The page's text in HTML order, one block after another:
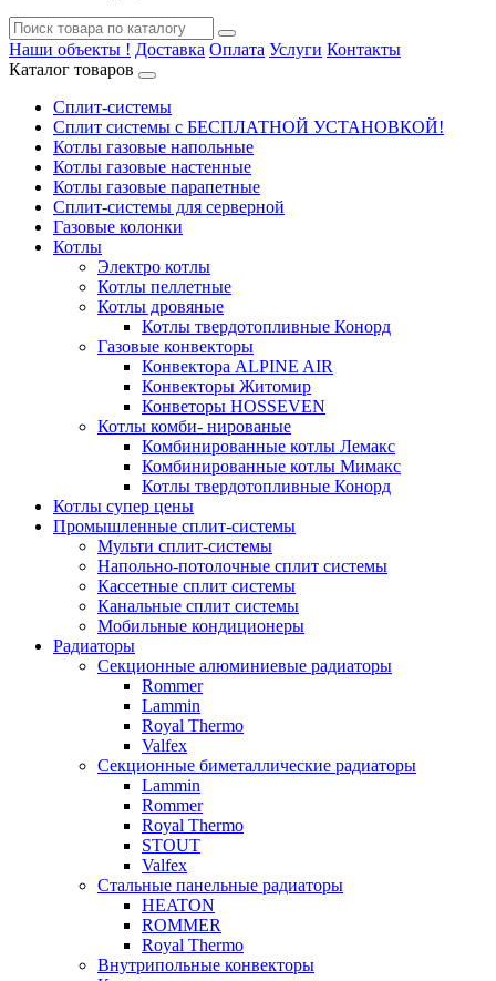
Наши объекты ! Доставка Оплата Услуги Контакты
Каталог товаров
Сплит-системы
Сплит системы с БЕСПЛАТНОЙ УСТАНОВКОЙ!
Котлы газовые напольные
Котлы газовые настенные
Котлы газовые парапетные
Сплит-системы для серверной
Газовые колонки
Котлы
Электро котлы
Котлы пеллетные
Котлы дровяные
Котлы твердотопливные Конорд
Газовые конвекторы
Конвектора ALPINE AIR
Конвекторы Житомир
Конветоры HOSSEVEN
Котлы комби- нированые
Комбинированные котлы Лемакс
Комбинированные котлы Мимакс
Котлы твердотопливные Конорд
Котлы супер цены
Промышленные сплит-системы
Мульти сплит-системы
Напольно-потолочные сплит системы
Кассетные сплит системы
Канальные сплит системы
Мобильные кондиционеры
Радиаторы
Секционные алюминиевые радиаторы
Rommer
Lammin
Royal Thermo
Valfex
Секционные биметаллические радиаторы
Lammin
Rommer
Royal Thermo
STOUT
Valfex
Стальные панельные радиаторы
HEATON
ROMMER
Royal Thermo
Внутрипольные конвекторы